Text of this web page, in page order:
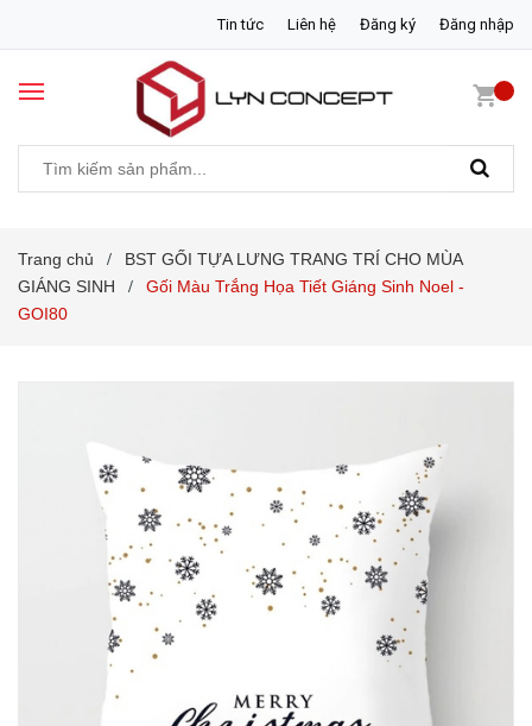
Tin tức Liên hệ Đăng ký Đăng nhập
Trang chủ /
BST GỐI TỰA LƯNG TRANG TRÍ CHO MÙA
GIÁNG SINH
/
Gối Màu Trắng Họa Tiết Giáng Sinh Noel -
GOI80